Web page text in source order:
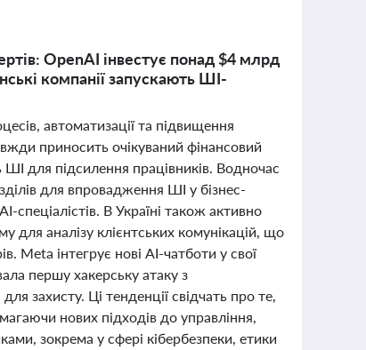
OpenAI інвестує понад $4 млрд
компанії запускають ШІ-
автоматизації та підвищення
приносить очікуваний фінансовий
для підсилення працівників. Водночас
для впровадження ШІ у бізнес-
спеціалістів. В Україні також активно
для аналізу клієнтських комунікацій, що
Meta інтегрує нові AI-чатботи у свої
першу хакерську атаку з
захисту. Ці тенденції свідчать про те,
нових підходів до управління,
зокрема у сфері кібербезпеки, етики